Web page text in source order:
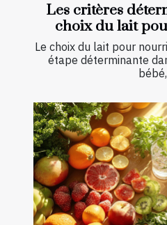
Les critères
choix du lait
Le choix du lait pour
étape déterminante